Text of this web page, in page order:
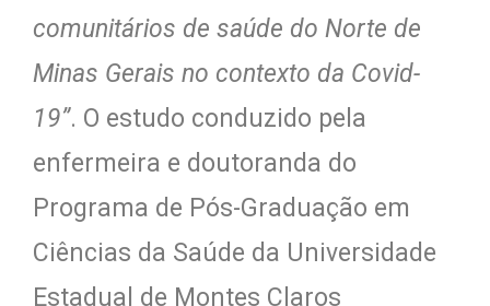
comunitários de saúde do Norte de
Minas Gerais no contexto da Covid-
19”. O estudo conduzido pela
enfermeira e doutoranda do
Programa de Pós-Graduação em
Ciências da Saúde da Universidade
Estadual de Montes Claros